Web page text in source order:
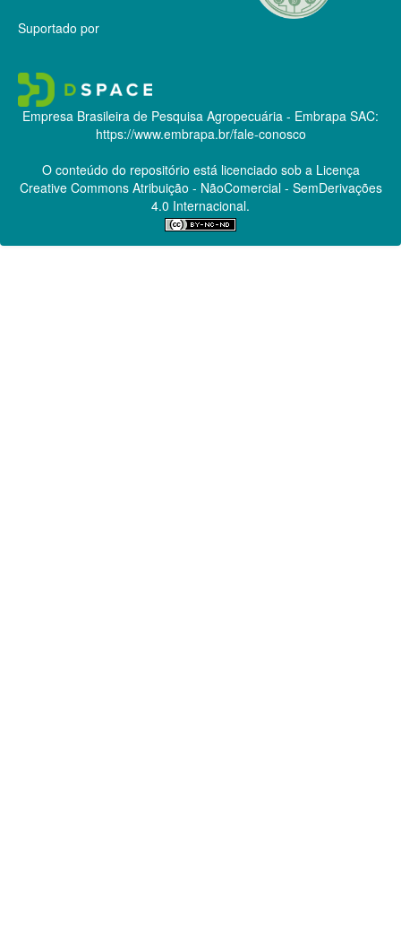
Suportado por
Empresa Brasileira de Pesquisa Agropecuária - Embrapa SAC:
https://www.embrapa.br/fale-conosco
O conteúdo do repositório está licenciado sob a Licença
Creative CommonsAtribuição - NãoComercial - SemDerivações
4.0 Internacional.